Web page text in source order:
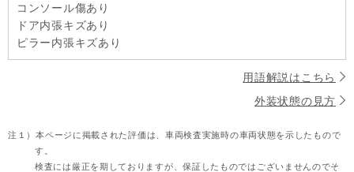
コンソール傷あり
ドア内張キズあり
ピラー内張キズあり
用語解説はこちら
外装状態の見方
注１）本ページに掲載された評価は、車両検査実施時の車両状態を示したもので
す。
検査には厳正を期しておりますが、保証したものではございませんのでそ